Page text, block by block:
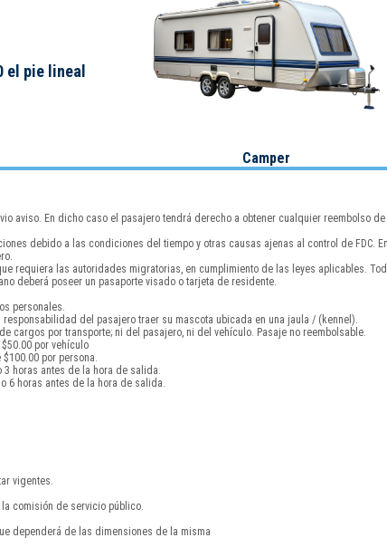
el pie lineal
Camper
aviso. En dicho caso el pasajero tendrá derecho a obtener cualquier reembolso
debido a las condiciones del tiempo y otras causas ajenas al control de FDC.
requiera las autoridades migratorias, en cumplimiento de las leyes aplicables.
deberá poseer un pasaporte visado o tarjeta de residente.
personales.
del pasajero traer su mascota ubicada en una jaula / (kennel).
cargos por transporte; ni del pasajero, ni del vehículo. Pasaje no reembolsable.
por vehículo
por persona.
3 horas antes de la hora de salida.
6 horas antes de la hora de salida.
vigentes.
comisión de servicio público.
dependerá de las dimensiones de la misma